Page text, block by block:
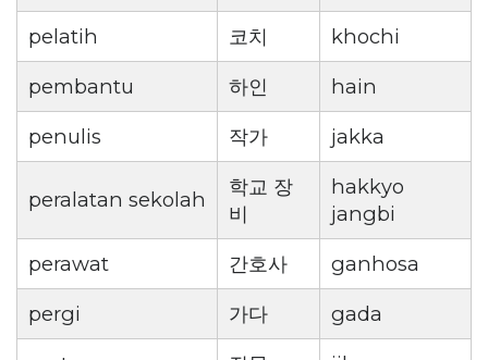
pelatih
코치
khochi
pembantu
하인
hain
penulis
작가 jakka
peralatan sekolah
학교 장
비
hakkyo
jangbi
perawat
간호사
ganhosa
pergi
가다
gada